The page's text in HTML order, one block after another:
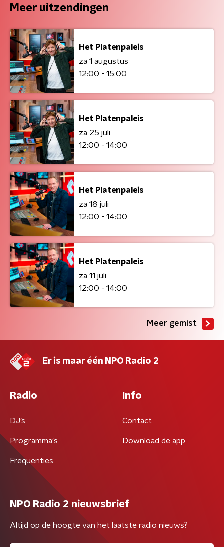
Meer uitzendingen
Het Platenpaleis
za 1 augustus
12:00 - 15:00
Het Platenpaleis
za 25 juli
12:00 - 14:00
Het Platenpaleis
za 18 juli
12:00 - 14:00
Het Platenpaleis
za 11 juli
12:00 - 14:00
Meer gemist
Er is maar één NPO Radio 2
Radio
DJ’s
Programma's
Frequenties
Info
Contact
Download de app
NPO Radio 2 nieuwsbrief
Altijd op de hoogte van het laatste radio nieuws?